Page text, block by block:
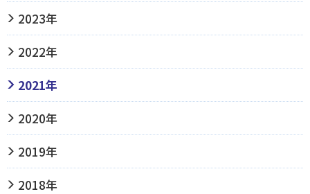
2023年
2022年
2021年
2020年
2019年
2018年